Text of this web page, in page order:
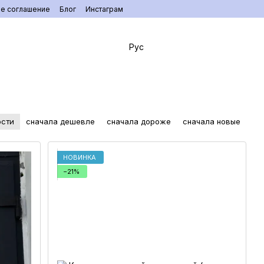
соглашение Блог Инстаграм
Рус
сначала дешевле сначала дороже сначала новые
НОВИНКА
−21%